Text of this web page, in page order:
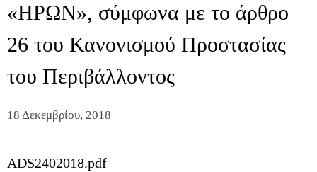
«ΗΡΩΝ», σύμφωνα με το άρθρο
26 του Κανονισμού Προστασίας
του Περιβάλλοντος
18 Δεκεμβρίου, 2018
ADS2402018.pdf